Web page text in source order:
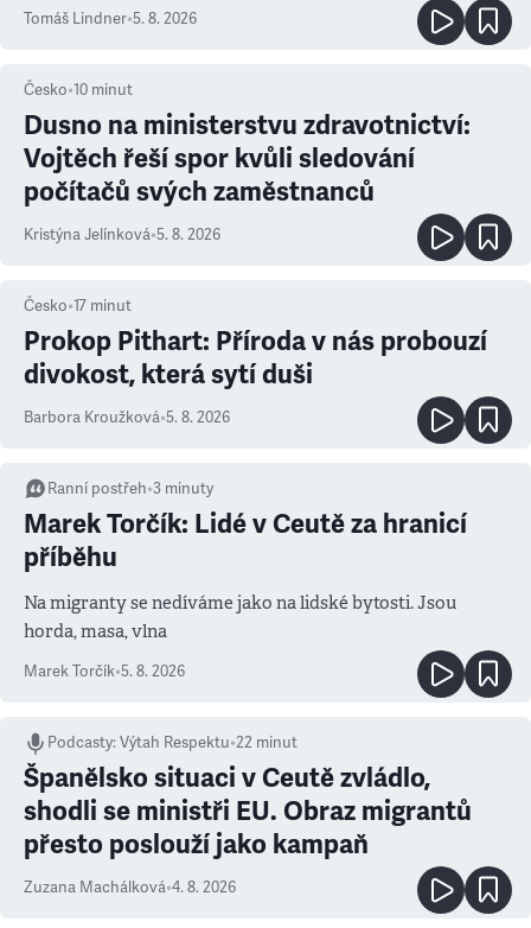
Tomáš Lindner•5. 8. 2026
Česko•10 minut
Dusno na ministerstvu zdravotnictví:
Vojtěch řeší spor kvůli sledování
počítačů svých zaměstnanců
Kristýna Jelínková•5. 8. 2026
Česko•17 minut
Prokop Pithart: Příroda v nás probouzí
divokost, která sytí duši
Barbora Kroužková•5. 8. 2026
Ranní postřeh•3 minuty
Marek Torčík: Lidé v Ceutě za hranicí
příběhu
Na migranty se nedíváme jako na lidské bytosti. Jsou
horda, masa, vlna
Marek Torčík•5. 8. 2026
Podcasty:Výtah Respektu•22 minut
Španělsko situaci v Ceutě zvládlo,
shodli se ministři EU. Obraz migrantů
přesto poslouží jako kampaň
Zuzana Machálková•4. 8. 2026